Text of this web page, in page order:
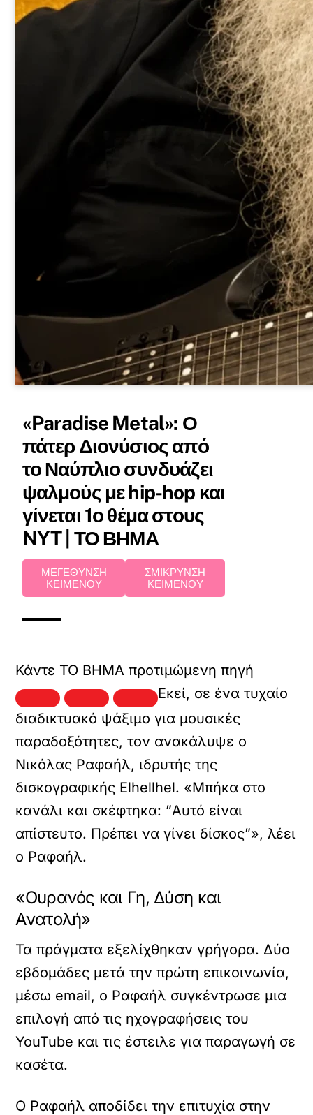
«Paradise Metal»: Ο
πάτερ Διονύσιος από
το Ναύπλιο συνδυάζει
ψαλμούς με hip-hop και
γίνεται 1ο θέμα στους
NYT | ΤΟ ΒΗΜΑ
ΜΕΓΕΘΥΝΣΗ
ΚΕΙΜΕΝΟΥ
ΣΜΙΚΡΥΝΣΗ
ΚΕΙΜΕΝΟΥ
Κάντε TO BHMA προτιμώμενη πηγή
Εκεί, σε ένα τυχαίο
διαδικτυακό ψάξιμο για μουσικές
παραδοξότητες, τον ανακάλυψε ο
Νικόλας Ραφαήλ, ιδρυτής της
δισκογραφικής Elhellhel. «Μπήκα στο
κανάλι και σκέφτηκα: ”Αυτό είναι
απίστευτο. Πρέπει να γίνει δίσκος”», λέει
ο Ραφαήλ.
«Ουρανός και Γη, Δύση και
Ανατολή»
Τα πράγματα εξελίχθηκαν γρήγορα. Δύο
εβδομάδες μετά την πρώτη επικοινωνία,
μέσω email, ο Ραφαήλ συγκέντρωσε μια
επιλογή από τις ηχογραφήσεις του
YouTube και τις έστειλε για παραγωγή σε
κασέτα.
Ο Ραφαήλ αποδίδει την επιτυχία στην